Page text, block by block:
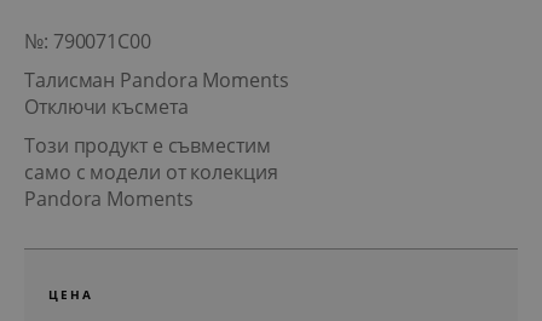
№: 790071C00
Талисман Pandora Moments
Отключи късмета
Този продукт е съвместим
само с модели от колекция
Pandora Moments
ЦЕНА